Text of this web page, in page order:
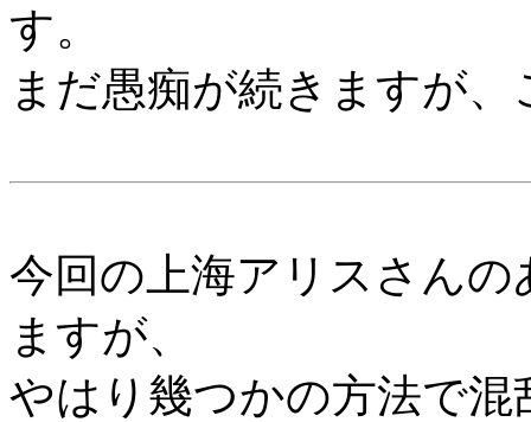
す。
まだ愚痴が続きますが、
今回の上海アリスさん
ますが、
やはり幾つかの方法で